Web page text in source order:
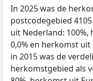
In 2025 was de
postcodegebied
uit Nederland:
0,0% en herkomst uit
in 2015 was de
herkomstgebied als